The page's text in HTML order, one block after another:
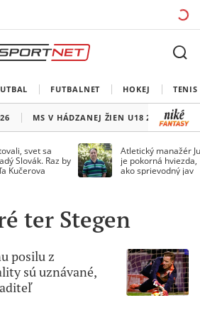
FUTBALNET HOKEJ TENIS
MS V HÁDZANEJ ŽIEN U18 2026
svet sa
Slovák. Raz by
Kučerova
Atletický manažér
je pokorná
ako sprievodný jav
ter Stegen
posilu z
sú uznávané,